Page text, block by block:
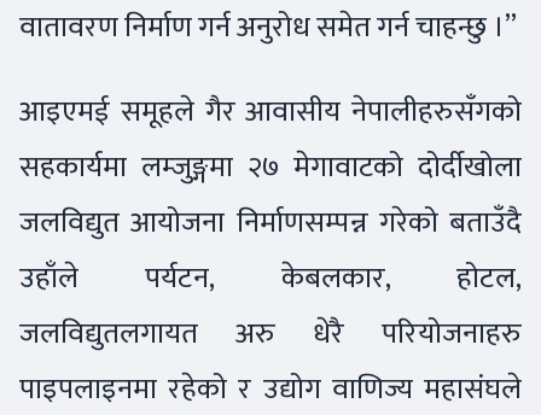
वातावरण निर्माण गर्न अनुरोध समेत गर्न चाहन्छु ।”
आइएमई समूहले गैर आवासीय नेपालीहरुसँगको
सहकार्यमा लम्जुङ्गमा २७ मेगावाटको दोर्दीखोला
जलविद्युत आयोजना निर्माणसम्पन्न गरेको बताउँदै
उहाँले पर्यटन, केबलकार, होटल,
जलविद्युतलगायत अरु धेरै परियोजनाहरु
पाइपलाइनमा रहेको र उद्योग वाणिज्य महासंघले